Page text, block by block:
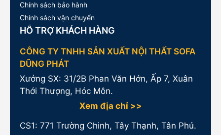
Chính sách bảo hành
Chính sách vận chuyển
HỖ TRỢ KHÁCH HÀNG
CÔNG TY TNHH SẢN XUẤT NỘI THẤT SOFA
DŨNG PHÁT
Xưởng SX: 31/2B Phan Văn Hớn, Ấp 7, Xuân
Thới Thượng, Hóc Môn.
Xem địa chỉ >>
CS1: 771 Trường Chinh, Tây Thạnh, Tân Phú.